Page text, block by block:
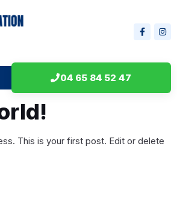
04 65 84 52 47
This is your first post. Edit or delete